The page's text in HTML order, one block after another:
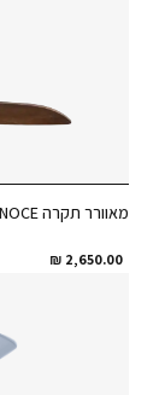
מאוורר תקרה ALOHA NOCE
2,650.00
₪